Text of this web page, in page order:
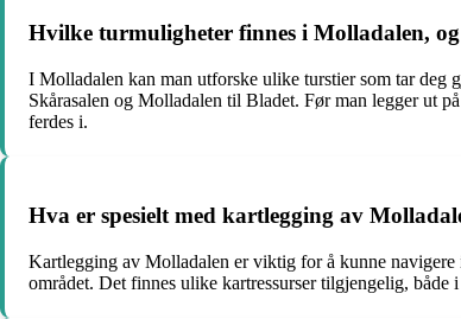
Hvilke turmuligheter finnes i Molladalen,
I Molladalen kan man utforske ulike turstier som tar
Skårasalen og Molladalen til Bladet. Før man legger ut
ferdes i.
Hva er spesielt med kartlegging av
Kartlegging av Molladalen er viktig for å kunne navigere
området. Det finnes ulike kartressurser tilgjengelig,